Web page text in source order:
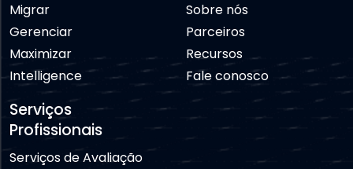
Migrar
Gerenciar
Maximizar
Intelligence
Serviços
Profissionais
Serviços de Avaliação
Sobre nós
Parceiros
Recursos
Fale conosco